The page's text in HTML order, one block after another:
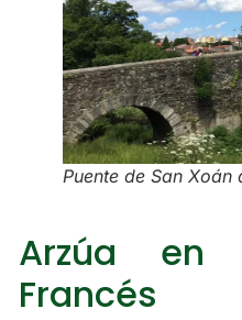
Puente de San Xoán
Arzúa en
Francés